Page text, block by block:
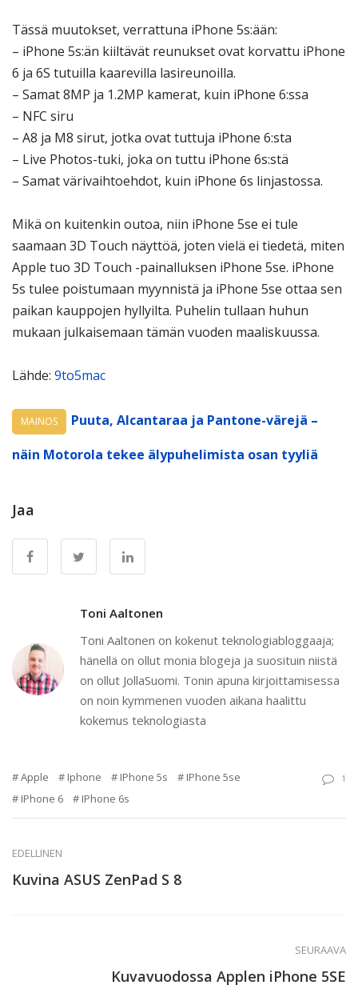
Tässä muutokset, verrattuna iPhone 5s:ään:
– iPhone 5s:än kiiltävät reunukset ovat korvattu iPhone
6 ja 6S tutuilla kaarevilla lasireunoilla.
– Samat 8MP ja 1.2MP kamerat, kuin iPhone 6:ssa
– NFC siru
– A8 ja M8 sirut, jotka ovat tuttuja iPhone 6:sta
– Live Photos-tuki, joka on tuttu iPhone 6s:stä
– Samat värivaihtoehdot, kuin iPhone 6s linjastossa.
Mikä on kuitenkin outoa, niin iPhone 5se ei tule
saamaan 3D Touch näyttöä, joten vielä ei tiedetä, miten
Apple tuo 3D Touch -painalluksen iPhone 5se. iPhone
5s tulee poistumaan myynnistä ja iPhone 5se ottaa sen
paikan kauppojen hyllyilta. Puhelin tullaan huhun
mukaan julkaisemaan tämän vuoden maaliskuussa.
Lähde: 9to5mac
MAINOS
Puuta, Alcantaraa ja Pantone-värejä –
näin Motorola tekee älypuhelimista osan tyyliä
Jaa
Toni Aaltonen
Toni Aaltonen on kokenut teknologiabloggaaja;
hänellä on ollut monia blogeja ja suosituin niistä
on ollut JollaSuomi. Tonin apuna kirjoittamisessa
on noin kymmenen vuoden aikana haalittu
kokemus teknologiasta
Apple Iphone IPhone 5s
IPhone 5se
IPhone 6
IPhone 6s
1
EDELLINEN
Kuvina ASUS ZenPad S 8
SEURAAVA
Kuvavuodossa Applen iPhone 5SE